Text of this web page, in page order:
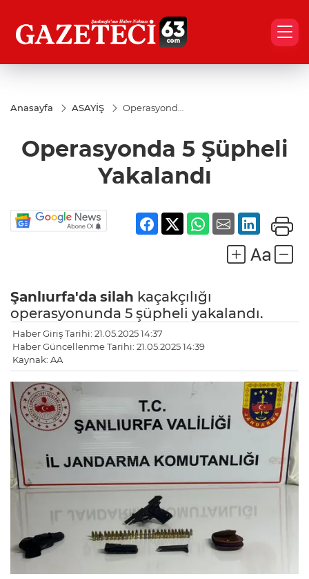
Anasayfa ASAYİŞ
Operasyonda
Operasyonda 5 Şüpheli
Yakalandı
Şanlıurfa'da silah kaçakçılığı
operasyonunda 5 şüpheli yakalandı.
Haber Giriş Tarihi: 21.05.2025 14:37
Haber Güncellenme Tarihi: 21.05.2025 14:39
Kaynak: AA